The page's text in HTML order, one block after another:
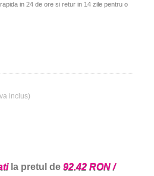
in 24 de ore si retur in 14 zile pentru o
inclus)
la pretul de 92.42 RON /